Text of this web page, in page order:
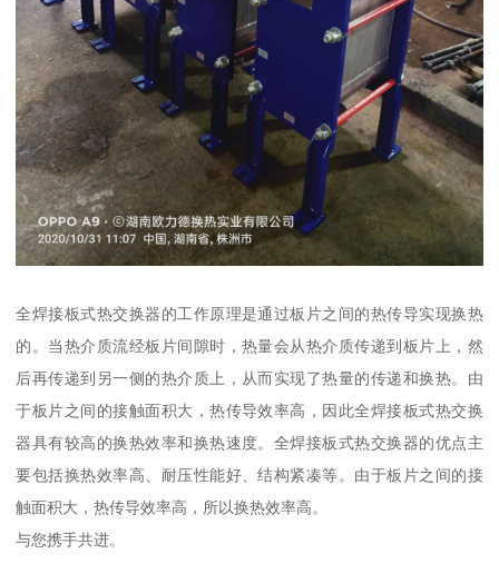
全焊接板式热交换器的工作原理是通过板片之间的热传导实现换热
的。当热介质流经板片间隙时，热量会从热介质传递到板片上，然
后再传递到另一侧的热介质上，从而实现了热量的传递和换热。由
于板片之间的接触面积大，热传导效率高，因此全焊接板式热交换
器具有较高的换热效率和换热速度。全焊接板式热交换器的优点主
要包括换热效率高、耐压性能好、结构紧凑等。由于板片之间的接
触面积大，热传导效率高，所以换热效率高。
与您携手共进。